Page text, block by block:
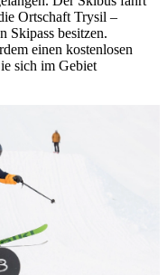
Ortschaft Trysil –
Skipass besitzen.
einen kostenlosen
sich im Gebiet